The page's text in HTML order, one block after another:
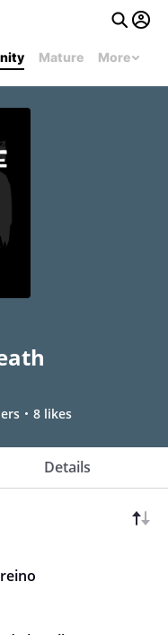
Mature More
8 likes
Details